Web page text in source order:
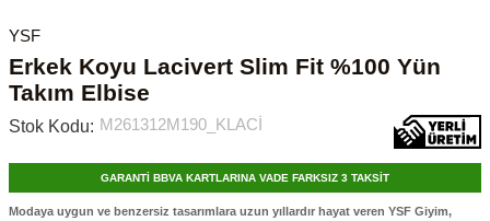
YSF
Erkek Koyu Lacivert Slim Fit %100 Yün
Takım Elbise
Stok Kodu: M261312M190_KLACİ
GARANTİ BBVA KARTLARINA VADE FARKSIZ 3 TAKSİT
Modaya uygun ve benzersiz tasarımlara uzun yıllardır hayat veren YSF Giyim,